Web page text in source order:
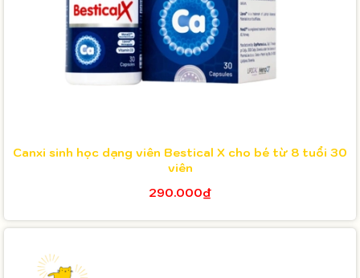
Canxi sinh học dạng viên Bestical X cho bé từ 8 tuổi 30
viên
290.000₫